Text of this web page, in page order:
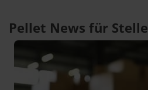
Pellet News für Stelle